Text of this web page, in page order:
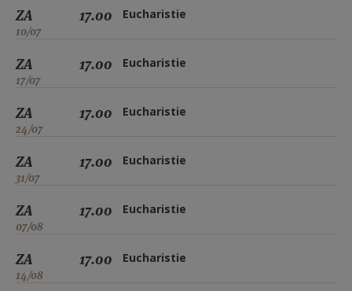
ZA
10/07
17.00 Eucharistie
ZA
17/07
17.00 Eucharistie
ZA
24/07
17.00 Eucharistie
ZA
31/07
17.00 Eucharistie
ZA
07/08
17.00 Eucharistie
ZA
14/08
17.00 Eucharistie